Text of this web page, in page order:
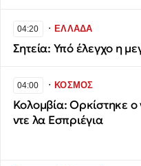
04:20 ∙ΕΛΛΑΔΑ
Σητεία: Υπό έλεγχο η
04:00 ∙ΚΟΣΜΟΣ
Κολομβία: Ορκίστηκε
ντε λα Εσπριέγια